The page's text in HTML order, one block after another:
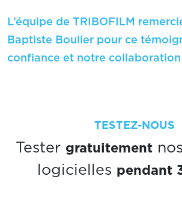
L’équipe de TRIBOFILM
Baptiste Boulier pour ce
confiance et notre collaboration
TESTEZ-NOUS
Tester gratuitement
logicielles pendant